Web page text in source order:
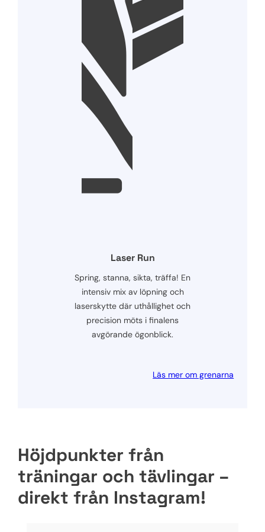
Laser Run
Spring, stanna, sikta, träffa! En
intensiv mix av löpning och
laserskytte där uthållighet och
precision möts i finalens
avgörande ögonblick.
Läs mer om grenarna
Höjdpunkter från
träningar och tävlingar –
direkt från Instagram!